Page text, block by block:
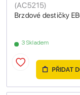
Brzdové destičky
(AC5215)
3 Skladem
PŘIDAT